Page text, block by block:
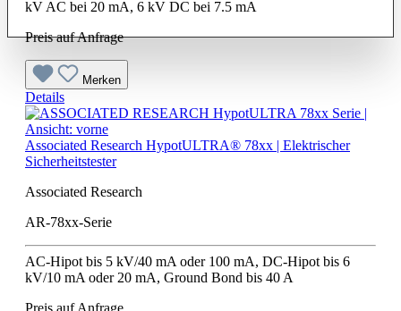
kV AC bei 20 mA, 6 kV DC bei 7.5 mA
Preis auf Anfrage
Merken
Details
Associated Research HypotULTRA® 78xx | Elektrischer
Sicherheitstester
Associated Research
AR-78xx-Serie
AC-Hipot bis 5 kV/40 mA oder 100 mA, DC-Hipot bis 6
kV/10 mA oder 20 mA, Ground Bond bis 40 A
Preis auf Anfrage